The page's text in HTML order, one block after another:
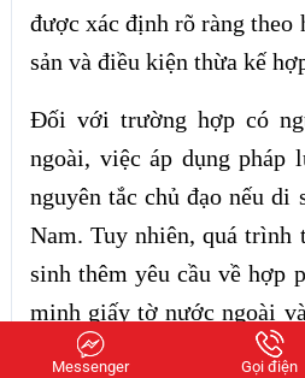
được xác định rõ ràng theo
sản và điều kiện thừa kế
Đối với trường hợp có
ngoài, việc áp dụng pháp
nguyên tắc chủ đạo nếu di
Nam. Tuy nhiên, quá trình
sinh thêm yêu cầu về hợp
minh giấy tờ nước ngoài
nhằm đảm bảo tính pháp
Messenger Gọi điện